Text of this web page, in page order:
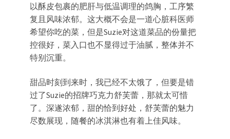
以酥皮包裹的肥肝与低温调理的鸽胸，工序繁
复且风味浓郁。这大概不会是一道心脏科医师
希望你吃的菜，但是Suzie对这道菜品的份量把
控很好，菜入口也不显得过于油腻，整体并不
特别沉重。
甜品时刻到来时，我已经不太饿了，但要是错
过了Suzie的招牌巧克力舒芙蕾，那就太可惜
了。深遂浓郁，甜的恰到好处，舒芙蕾的魅力
尽数展现，随餐的冰淇淋也有着上佳风味。